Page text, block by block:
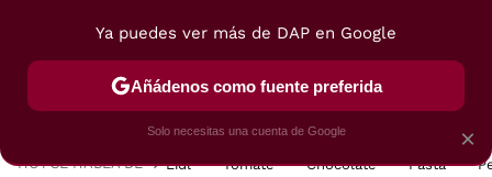
POSTRES VIAJES SELECCIÓN VEGUI
HOY SE HABLA DE Lidl Tomate Chocolate Pasta
×
Ya puedes ver más de DAP en Google
Añádenos como fuente preferida
Solo necesitas una cuenta de Google